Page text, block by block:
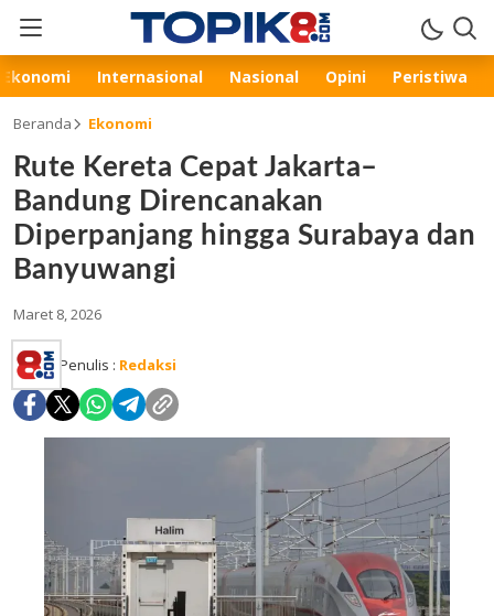
Ekonomi Internasional Nasional Opini Peristiwa
Beranda Ekonomi
Rute Kereta Cepat Jakarta–
Bandung Direncanakan
Diperpanjang hingga Surabaya dan
Banyuwangi
Maret 8, 2026
Penulis : Redaksi